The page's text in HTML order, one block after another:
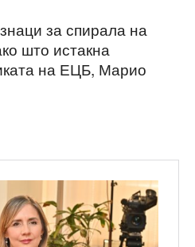
за спирала на
што истакна
на ЕЦБ, Марио